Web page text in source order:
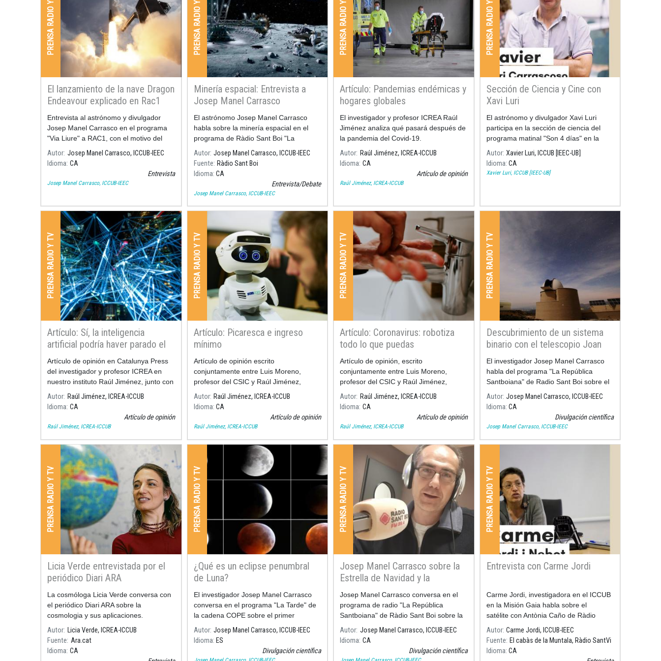
PRENSA RADIO Y TV
El lanzamiento de la nave Dragon
Endeavour explicado en Rac1
Entrevista al astrónomo y divulgador
Josep Manel Carrasco en el programa
"Via Liure" a RAC1, con el motivo del
lanzamiento de la nave "Dragon
Endeavour" de la NASA y SpaceX.
Autor Josep Manel Carrasco, ICCUB-IEEC
Idioma CA
Entrevista
Josep Manel Carrasco, ICCUB-IEEC
PRENSA RADIO Y TV
Minería espacial: Entrevista a
Josep Manel Carrasco
El astrónomo Josep Manel Carrasco
habla sobre la minería espacial en el
programa de Ràdio Sant Boi "La
República Santboiana"
Autor Josep Manel Carrasco, ICCUB-IEEC
Fuente Ràdio Sant Boi
Idioma CA
Entrevista/Debate
Josep Manel Carrasco, ICCUB-IEEC
PRENSA RADIO Y TV
Artículo: Pandemias endémicas y
hogares globales
El investigador y profesor ICREA Raúl
Jiménez analiza qué pasará después de
la pandemia del Covid-19.
Autor Raúl Jiménez, ICREA-ICCUB
Idioma CA
Artículo de opinión
Raúl Jiménez, ICREA-ICCUB
PRENSA RADIO Y TV
Sección de Ciencia y Cine con
Xavi Luri
El astrónomo y divulgador Xavi Luri
participa en la sección de ciencia del
programa matinal "Son 4 días" en la
emisora ​​RNE 4, comentando la ciencia
detrás de algunas de las películas más
famosas sobre el espacio
Autor Xavier Luri, ICCUB [IEEC-UB]
Idioma CA
Xavier Luri, ICCUB [IEEC-UB]
PRENSA RADIO Y TV
Artículo: Sí, la inteligencia
artificial podría haver parado el
Covid-19
Artículo de opinión en Catalunya Press
del investigador y profesor ICREA en
nuestro instituto Raúl Jiménez, junto con
Luis Moreno.
Autor Raúl Jiménez, ICREA-ICCUB
Idioma CA
Artículo de opinión
Raúl Jiménez, ICREA-ICCUB
PRENSA RADIO Y TV
Artículo: Picaresca e ingreso
mínimo
Artículo de opinión escrito
conjuntamente entre Luis Moreno,
profesor del CSIC y Raúl Jiménez,
investigador en el ICCUB y profesor
ICREA.
Autor Raúl Jiménez, ICREA-ICCUB
Idioma CA
Artículo de opinión
Raúl Jiménez, ICREA-ICCUB
PRENSA RADIO Y TV
Artículo: Coronavirus: robotiza
todo lo que puedas
Artículo de opinión, escrito
conjuntamente entre Luis Moreno,
profesor del CSIC y Raúl Jiménez,
investigador en el ICCUB y profesor
ICREA.
Autor Raúl Jiménez, ICREA-ICCUB
Idioma CA
Artículo de opinión
Raúl Jiménez, ICREA-ICCUB
PRENSA RADIO Y TV
Descubrimiento de un sistema
binario con el telescopio Joan
Oró
El investigador Josep Manel Carrasco
habla del programa "La República
Santboiana" de Radio Sant Boi sobre el
descubrimiento del sistema binario con
el telescopio Joan Oró del Montsec.
Autor Josep Manel Carrasco, ICCUB-IEEC
Idioma CA
Divulgación científica
Josep Manel Carrasco, ICCUB-IEEC
PRENSA RADIO Y TV
Licia Verde entrevistada por el
periódico Diari ARA
La cosmóloga Licia Verde conversa con
el periódico Diari ARA sobre la
cosmologia y sus aplicaciones.
Autor Licia Verde, ICREA-ICCUB
Fuente Ara.cat
Idioma CA
PRENSA RADIO Y TV
¿Qué es un eclipse penumbral
de Luna?
El investigador Josep Manel Carrasco
conversa en el programa "La Tarde" de
la cadena COPE sobre el primer
eclipse penumbral de luna de 2020.
Carrasco nos explica las diferencias
entre eclipse total, parcial o penumbral.
Autor Josep Manel Carrasco, ICCUB-IEEC
Idioma ES
Divulgación científica
PRENSA RADIO Y TV
Josep Manel Carrasco sobre la
Estrella de Navidad y la
contaminación lumínica
Josep Manel Carrasco conversa en el
programa de radio "La República
Santboiana" de Ràdio Sant Boi sobre la
estrella de Navidad y la contaminación
lumínica.
Autor Josep Manel Carrasco, ICCUB-IEEC
Idioma CA
Divulgación científica
PRENSA RADIO Y TV
Entrevista con Carme Jordi
Carme Jordi, investigadora en el ICCUB
en la Misión Gaia habla sobre el
satélite con Antònia Caño de Ràdio
Santvi.
Autor Carme Jordi, ICCUB-IEEC
Fuente El cabàs de la Muntala, Ràdio SantVi
Idioma CA